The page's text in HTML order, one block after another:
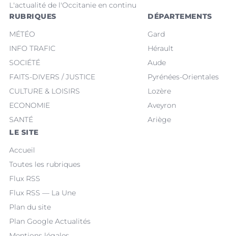
L'actualité de l'Occitanie en continu
RUBRIQUES
MÉTÉO
INFO TRAFIC
SOCIÉTÉ
FAITS-DIVERS / JUSTICE
CULTURE & LOISIRS
ECONOMIE
SANTÉ
DÉPARTEMENTS
Gard
Hérault
Aude
Pyrénées-Orientales
Lozère
Aveyron
Ariège
LE SITE
Accueil
Toutes les rubriques
Flux RSS
Flux RSS — La Une
Plan du site
Plan Google Actualités